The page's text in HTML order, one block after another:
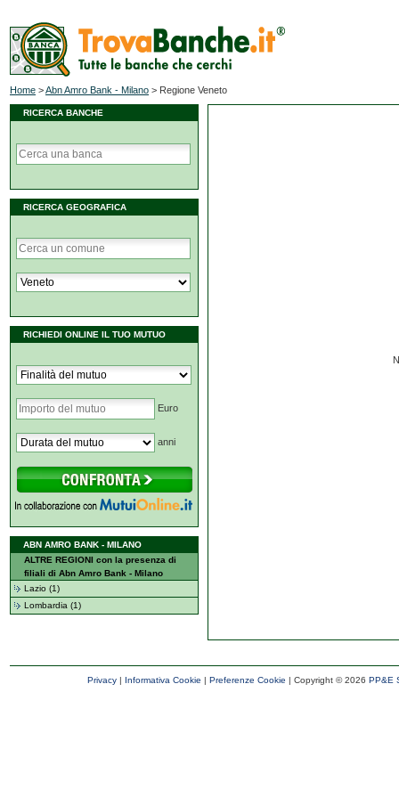
Home >Abn Amro Bank - Milano > Regione Veneto
RICERCA BANCHE
RICERCA GEOGRAFICA
RICHIEDI ONLINE IL TUO MUTUO
Euro
anni
ABN AMRO BANK - MILANO
ALTRE REGIONI con la presenza di
filiali di Abn Amro Bank - Milano
Lazio (1)
Lombardia (1)
Privacy| Informativa Cookie | Preferenze Cookie | Copyright ©2026 PP&E